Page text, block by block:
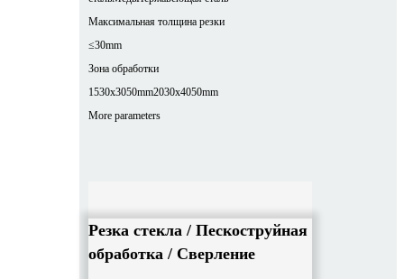
Максимальная толщина резки
≤30mm
Зона обработки
1530x3050mm2030x4050mm
More parameters
Резка стекла / Пескоструйная
обработка / Сверление